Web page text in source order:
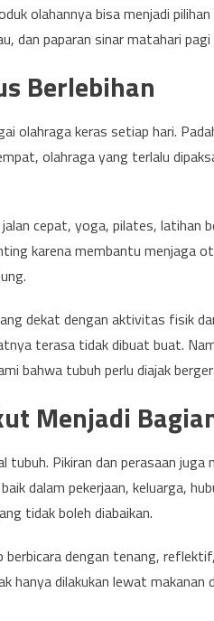
olahannya bisa menjadi
dan paparan sinar matahari pagi
Berlebihan
olahraga keras setiap hari.
olahraga yang terlalu
cepat, yoga, pilates, latihan
karena membantu menjaga
dekat dengan aktivitas fisik
terasa tidak dibuat buat.
bahwa tubuh perlu diajak
Menjadi
tubuh. Pikiran dan perasaan
dalam pekerjaan, keluarga,
tidak boleh diabaikan.
dengan tenang,
hanya dilakukan lewat